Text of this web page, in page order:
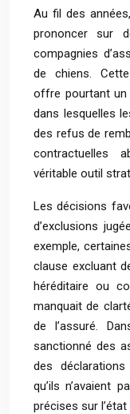
Au fil des
prononcer sur
compagnies
de chiens.
offre pourtant un
dans lesquelles
des refus de
contractuelles
véritable outil
Les décisions
d’exclusions
exemple,
clause excluant
héréditaire ou
manquait de
de l’assuré.
sanctionné des
des
qu’ils n’avaient
précises sur